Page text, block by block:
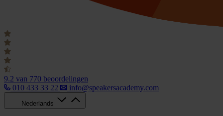
9.2 van 770 beoordelingen
010 433 33 22
info@speakersacademy.com
Nederlands